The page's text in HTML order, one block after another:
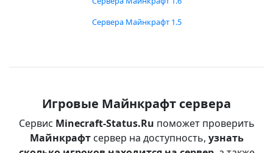
Сервера Майнкрафт 1.5
Игровые Майнкрафт сервера
Сервис Minecraft-Status.Ru поможет проверить
Майнкрафтсервер на доступность, узнать